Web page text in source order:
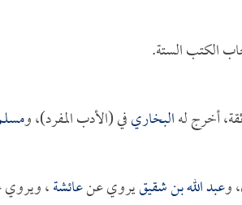
الكتب الستة.
أخرج لهالبخاريفي (الأدب المفرد)، و
وعبد الله بن شقيقيروي عنعائشة،